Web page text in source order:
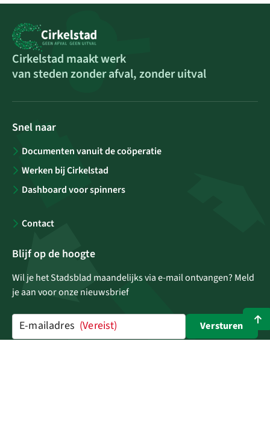
Cirkelstad maakt werk
van steden zonder afval, zonder uitval
Snel naar
Documenten vanuit de coöperatie
Werken bij Cirkelstad
Dashboard voor spinners
Contact
Blijf op de hoogte
Wil je het Stadsblad maandelijks via e-mail ontvangen? Meld
je aan voor onze nieuwsbrief
E-mailadres (Vereist) Versturen